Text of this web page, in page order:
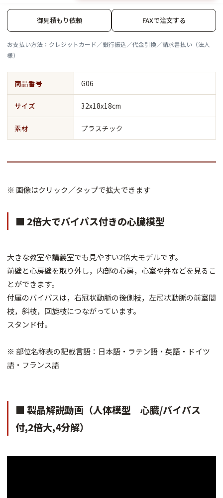
御見積もり依頼 FAXで注文する
お支払い方法：クレジットカード／銀行振込／代金引換／請求書払い（法人
様）
商品番号 G06
サイズ 32x18x18cm
素材 プラスチック
※ 画像はクリック／タップで拡大できます
■ 2倍大でバイパス付きの心臓模型
大きな教室や講義室でも見やすい2倍大モデルです。
前壁と心房壁を取り外し，内部の心房，心室や弁などを見るこ
とができます。
付属のバイパスは，右冠状動脈の後側枝，左冠状動脈の前室間
枝，斜枝，回旋枝につながっています。
スタンド付。
※ 部位名称表の記載言語：日本語・ラテン語・英語・ドイツ
語・フランス語
■ 製品解説動画（人体模型 心臓/バイパス
付,2倍大,4分解）